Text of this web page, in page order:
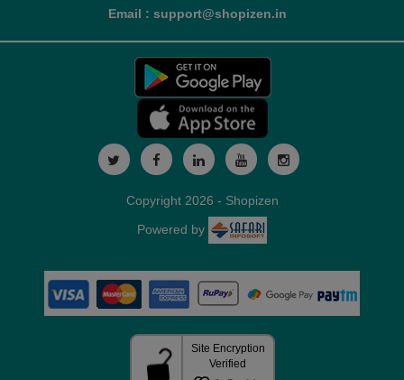
Email : support@shopizen.in
Copyright 2026 - Shopizen
Powered by